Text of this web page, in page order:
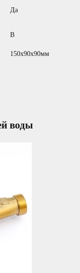
Да
B
150х90х90мм
воды